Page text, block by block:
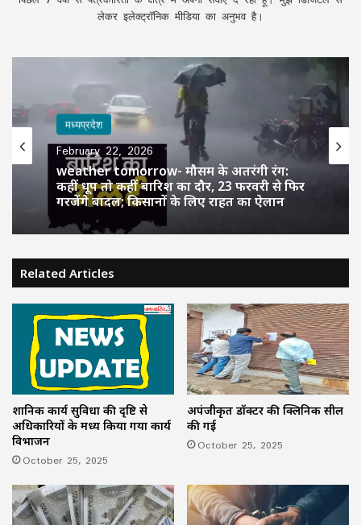
लेकर इलेक्ट्रॉनिक मीडिया का अनुभव है।
मध्यप्रदेश
February 22, 2026
weather tomorrow- मौसम के अतरंगी रंग:
कहीं धूप तो कहीं बारिश का दौर, 23 फरवरी से फिर
गरजेंगे बादल; किसानों के लिए राहत का ऐलान
Related Articles
प्रशानिक कार्य सुविधा की दृष्टि से
अधिकारियों के मध्य किया गया कार्य
विभाजन
October 25, 2025
अपंजीकृत डॉक्टर की क्लिनिक सील
की गई
October 25, 2025